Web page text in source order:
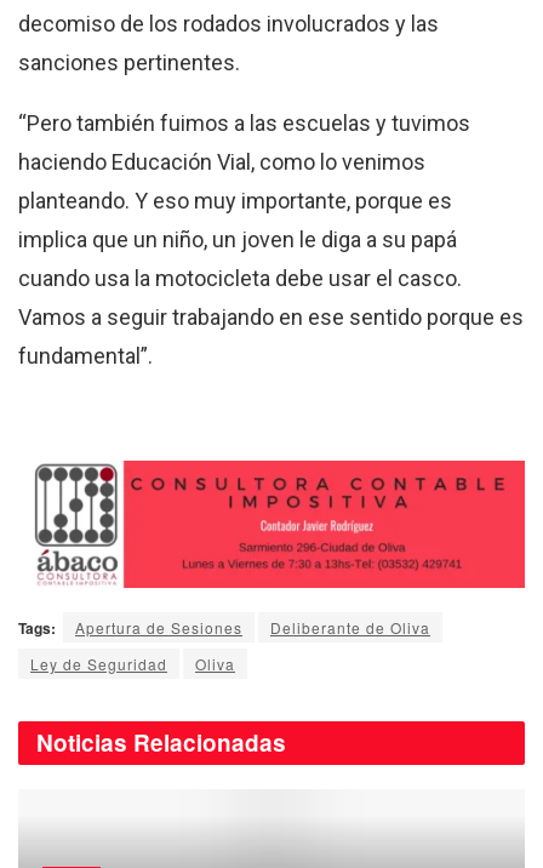
decomiso de los rodados involucrados y las
sanciones pertinentes.
“Pero también fuimos a las escuelas y tuvimos
haciendo Educación Vial, como lo venimos
planteando. Y eso muy importante, porque es
implica que un niño, un joven le diga a su papá
cuando usa la motocicleta debe usar el casco.
Vamos a seguir trabajando en ese sentido porque es
fundamental”.
Tags: Apertura de Sesiones
Deliberante de Oliva
Ley de Seguridad
Oliva
Noticias Relacionadas